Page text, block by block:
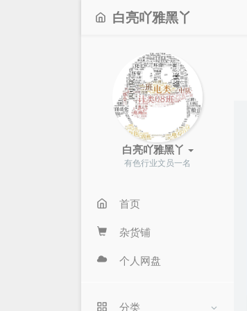
白亮吖雅黑丫
白亮吖雅黑丫
有色行业文员一名
首页
杂货铺
个人网盘
分类